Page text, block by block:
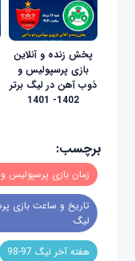
پخش زنده و آنلاین
بازی پرسپولیس و
ذوب آهن در لیگ برتر
1402- 1401
برچسب:
زمان بازی پرسپولیس
تاریخ و ساعت بازی
لیگ
هفته آخر لیگ 97-98